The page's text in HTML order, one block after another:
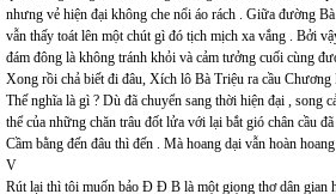
nhưng vẻ hiện đại không che nổi áo rách . Giữa đường
vẫn thấy toát lên một chút gì đó tịch mịch xa vắng . Bởi
đám đông là không tránh khỏi và cảm tưởng cuối cùng
Xong rồi chả biết đi đâu, Xích lô Bà Triệu ra cầu Chương
Thế nghĩa là gì ? Dù đã chuyển sang thời hiện đại , song
thể của những chăn trâu đốt lửa với lại bắt gió chân cầu
Cầm bằng đến đâu thì đến . Mà hoang dại vẫn hoàn
V
Rút lại thì tôi muốn bảo Đ Đ B là một giọng thơ dân gian